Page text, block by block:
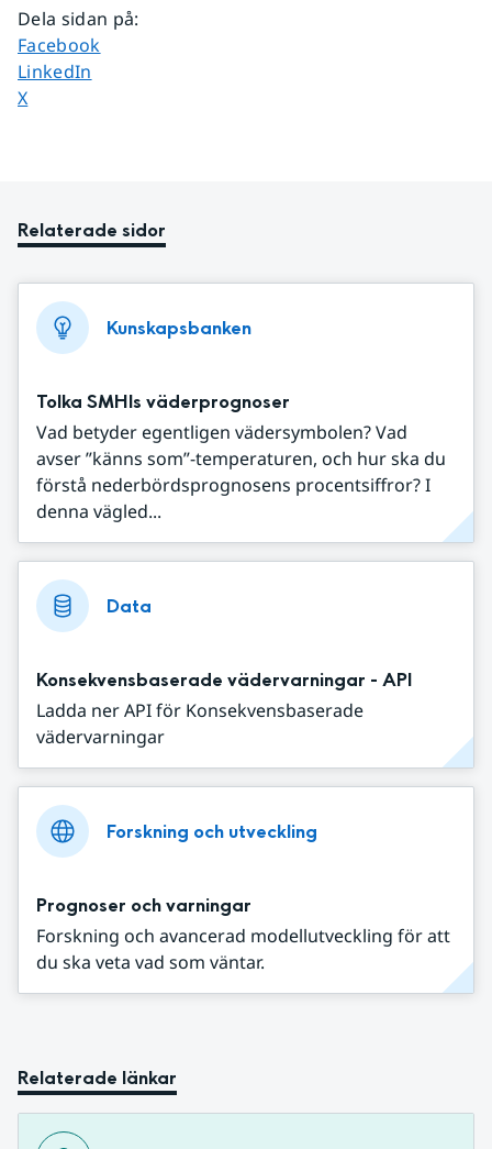
Dela sidan på:
Dela sidan på
Facebook
Dela sidan på
LinkedIn
Dela sidan på
X
Relaterade sidor
Kunskapsbanken
Tolka SMHIs väderprognoser
Vad betyder egentligen vädersymbolen? Vad
avser ”känns som”-temperaturen, och hur ska du
förstå nederbördsprognosens procentsiffror? I
denna vägled...
Data
Konsekvensbaserade vädervarningar - API
Ladda ner API för Konsekvensbaserade
vädervarningar
Forskning och utveckling
Prognoser och varningar
Forskning och avancerad modellutveckling för att
du ska veta vad som väntar.
Relaterade länkar